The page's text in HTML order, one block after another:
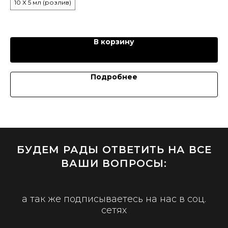
2 капель достаточно, чтобы усилить действие продукта.
10 Х 5 мл (розлив)
В корзину
Подробнее
БУДЕМ РАДЫ ОТВЕТИТЬ НА ВСЕ
ВАШИ ВОПРОСЫ:
а так же подписываетесь на нас в соц.
сетях